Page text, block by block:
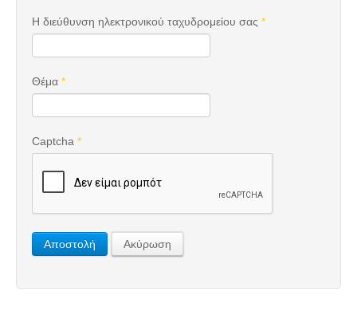
Η διεύθυνση ηλεκτρονικού ταχυδρομείου σας *
Θέμα *
Captcha *
Αποστολή Ακύρωση